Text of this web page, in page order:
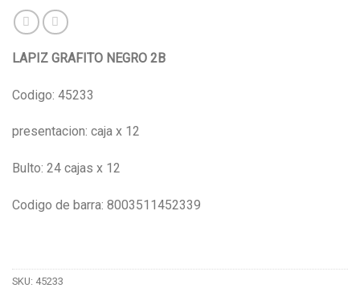
LAPIZ GRAFITO NEGRO 2B
Codigo: 45233
presentacion: caja x 12
Bulto: 24 cajas x 12
Codigo de barra: 8003511452339
SKU: 45233